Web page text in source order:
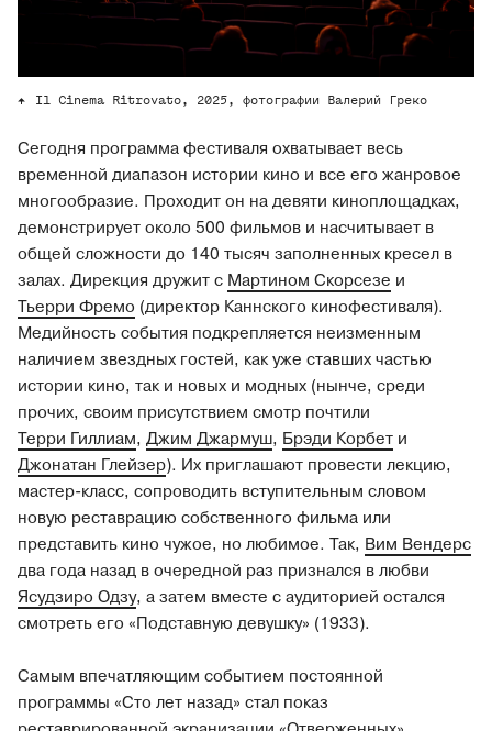
Il Cinema Ritrovato, 2025, фотографии Валерий Греко
Сегодня программа фестиваля охватывает весь
временной диапазон истории кино и все его жанровое
многообразие. Проходит он на девяти киноплощадках,
демонстрирует около 500 фильмов и насчитывает в
общей сложности до 140 тысяч заполненных кресел в
залах. Дирекция дружит с Мартином Скорсезе и
Тьерри Фремо (директор Каннского кинофестиваля).
Медийность события подкрепляется неизменным
наличием звездных гостей, как уже ставших частью
истории кино, так и новых и модных (нынче, среди
прочих, своим присутствием смотр почтили
Терри Гиллиам, Джим Джармуш, Брэди Корбет и
Джонатан Глейзер). Их приглашают провести лекцию,
мастер-класс, сопроводить вступительным словом
новую реставрацию собственного фильма или
представить кино чужое, но любимое. Так, Вим Вендерс
два года назад в очередной раз признался в любви
Ясудзиро Одзу, а затем вместе с аудиторией остался
смотреть его «Подставную девушку» (1933).
Самым впечатляющим событием постоянной
программы «Сто лет назад» стал показ